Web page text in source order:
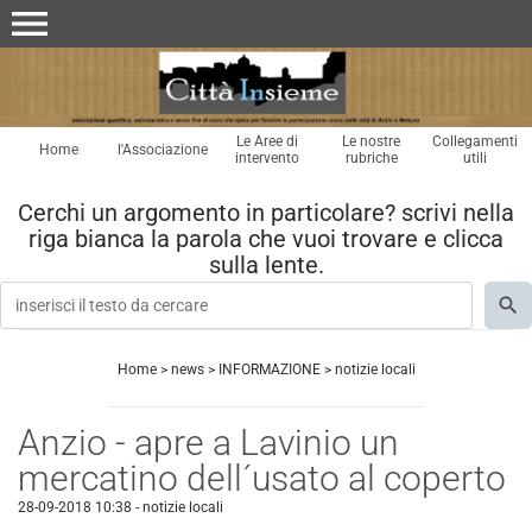
menu
Home l'Associazione
Le Aree di
intervento
Le nostre
rubriche
Collegamenti
utili
Cerchi un argomento in particolare? scrivi nella
riga bianca la parola che vuoi trovare e clicca
sulla lente.
Home> news> INFORMAZIONE> notizie locali
Anzio - apre a Lavinio un
mercatino dell´usato al coperto
28-09-2018 10:38 - notizie locali